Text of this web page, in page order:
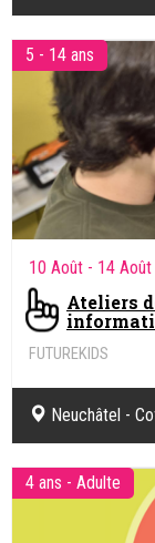
5 - 14 ans
10 Août - 14
Ateliers
FUTUREKIDS
Neuchâtel -
4 ans - Adulte